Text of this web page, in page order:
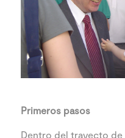
Primeros pasos
Dentro del trayecto